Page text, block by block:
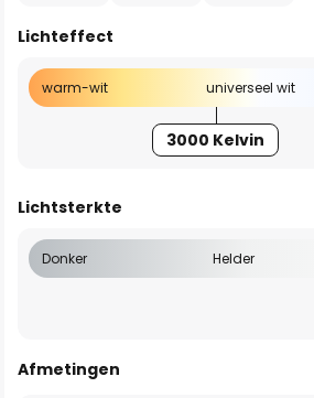
Lichteffect
warm-wit universeel wit
3000 Kelvin
Lichtsterkte
Donker Helder
Afmetingen